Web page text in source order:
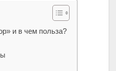
и в чем польза?